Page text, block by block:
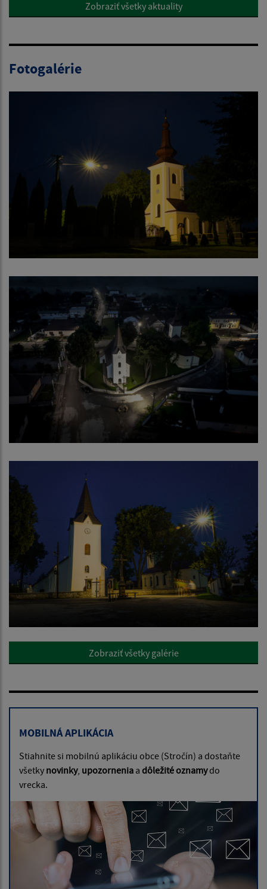
Zobraziť všetky aktuality
Fotogalérie
Zobraziť všetky galérie
MOBILNÁ APLIKÁCIA
Stiahnite si mobilnú aplikáciu obce (Stročín) a dostaňte
všetky novinky, upozornenia a dôležité oznamydo
vrecka.